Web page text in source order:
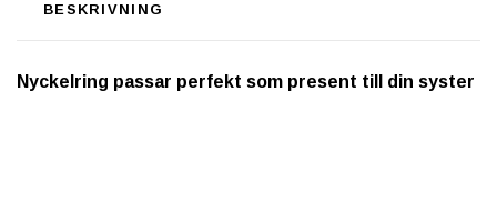
BESKRIVNING
Nyckelring passar perfekt som present till din syster